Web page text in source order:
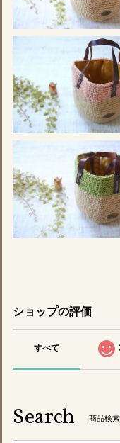
ショップの評価
すべて
Search 商品検索